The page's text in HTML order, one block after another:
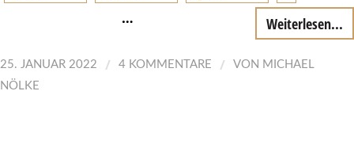
… Weiterlesen...
25. JANUAR 2022 / 4 KOMMENTARE / VON MICHAEL
NÖLKE